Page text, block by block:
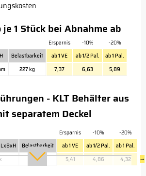
1 Stück bei Abnahme ab
Ersparnis -10%
-20%
Belastbarkeit ab 1 VE ab 1/2 Pal.
ab 1 Pal.
227 kg 7,37 6,63 5,89
- KLT Behälter aus
separatem Deckel
Ersparnis -10%
-20%
Belastbarkeit ab 1 VE ab 1/2 Pal.
ab 1 Pal.
205 kg 5,41 4,86 4,32 →